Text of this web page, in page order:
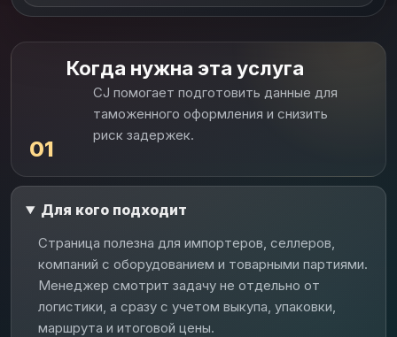
01
Когда нужна эта услуга
CJ помогает подготовить данные для
таможенного оформления и снизить
риск задержек.
Для кого подходит
Страница полезна для импортеров, селлеров,
компаний с оборудованием и товарными партиями.
Менеджер смотрит задачу не отдельно от
логистики, а сразу с учетом выкупа, упаковки,
маршрута и итоговой цены.